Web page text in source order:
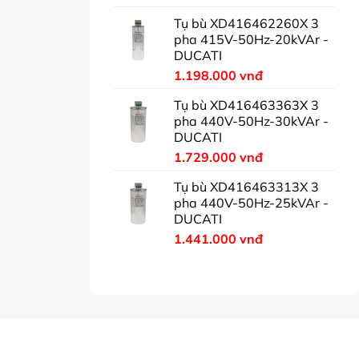
Tụ bù XD416462260X 3
pha 415V-50Hz-20kVAr -
DUCATI
1.198.000 vnđ
Tụ bù XD416463363X 3
pha 440V-50Hz-30kVAr -
DUCATI
1.729.000 vnđ
Tụ bù XD416463313X 3
pha 440V-50Hz-25kVAr -
DUCATI
1.441.000 vnđ